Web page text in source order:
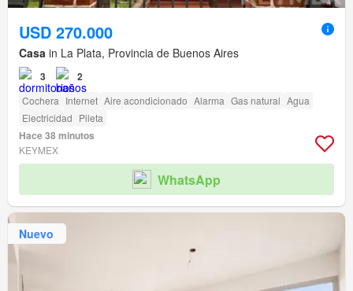
USD 270.000
Casa in La Plata, Provincia de Buenos Aires
3 2
Cochera Internet Aire acondicionado Alarma Gas natural Agua
Electricidad Pileta
Hace 38 minutos
KEYMEX
WhatsApp
Nuevo